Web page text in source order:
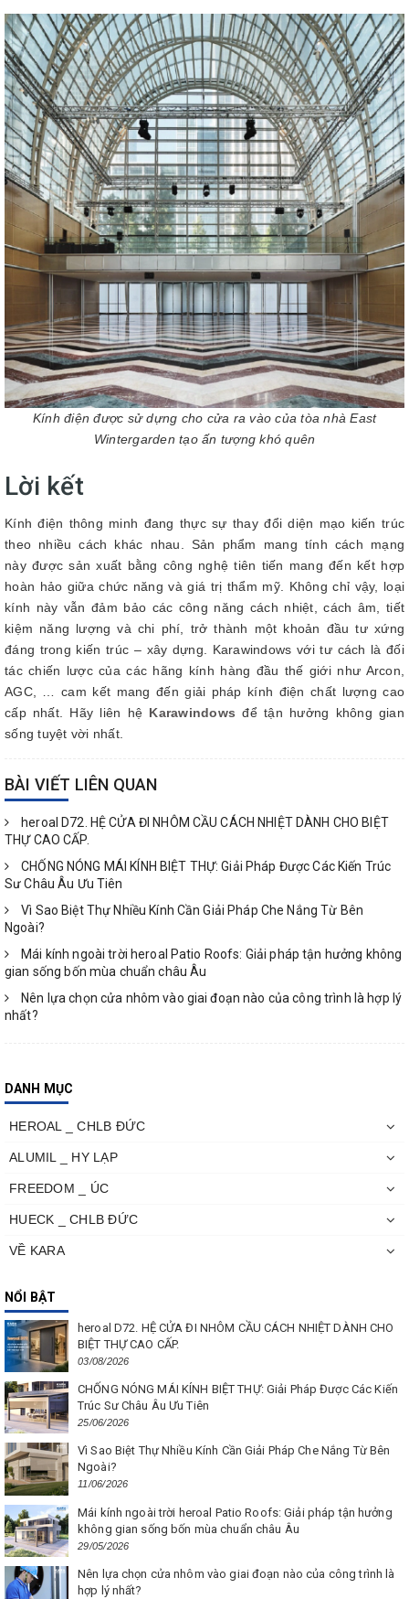
Kính điện được sử dựng cho cửa ra vào của tòa nhà East
Wintergarden tạo ấn tượng khó quên
Lời kết
Kính điện thông minh đang thực sự thay đổi diện mạo kiến trúc
theo nhiều cách khác nhau. Sản phẩm mang tính cách mạng
này được sản xuất bằng công nghệ tiên tiến mang đến kết hợp
hoàn hảo giữa chức năng và giá trị thẩm mỹ. Không chỉ vậy, loại
kính này vẫn đảm bảo các công năng cách nhiệt, cách âm, tiết
kiệm năng lượng và chi phí, trở thành một khoản đầu tư xứng
đáng trong kiến trúc – xây dựng. Karawindows với tư cách là đối
tác chiến lược của các hãng kính hàng đầu thế giới như Arcon,
AGC, … cam kết mang đến giải pháp kính điện chất lượng cao
cấp nhất. Hãy liên hệ Karawindows để tận hưởng không gian
sống tuyệt vời nhất.
BÀI VIẾT LIÊN QUAN
heroal D72. HỆ CỬA ĐI NHÔM CẦU CÁCH NHIỆT DÀNH CHO BIỆT
THỰ CAO CẤP.
CHỐNG NÓNG MÁI KÍNH BIỆT THỰ: Giải Pháp Được Các Kiến Trúc
Sư Châu Âu Ưu Tiên
Vì Sao Biệt Thự Nhiều Kính Cần Giải Pháp Che Nắng Từ Bên
Ngoài?
Mái kính ngoài trời heroal Patio Roofs: Giải pháp tận hưởng không
gian sống bốn mùa chuẩn châu Âu
Nên lựa chọn cửa nhôm vào giai đoạn nào của công trình là hợp lý
nhất?
DANH MỤC
HEROAL _ CHLB ĐỨC
ALUMIL _ HY LẠP
FREEDOM _ ÚC
HUECK _ CHLB ĐỨC
VỀ KARA
NỔI BẬT
heroal D72. HỆ CỬA ĐI NHÔM CẦU CÁCH NHIỆT DÀNH CHO
BIỆT THỰ CAO CẤP.
03/08/2026
CHỐNG NÓNG MÁI KÍNH BIỆT THỰ: Giải Pháp Được Các Kiến
Trúc Sư Châu Âu Ưu Tiên
25/06/2026
Vì Sao Biệt Thự Nhiều Kính Cần Giải Pháp Che Nắng Từ Bên
Ngoài?
11/06/2026
Mái kính ngoài trời heroal Patio Roofs: Giải pháp tận hưởng
không gian sống bốn mùa chuẩn châu Âu
29/05/2026
Nên lựa chọn cửa nhôm vào giai đoạn nào của công trình là
hợp lý nhất?